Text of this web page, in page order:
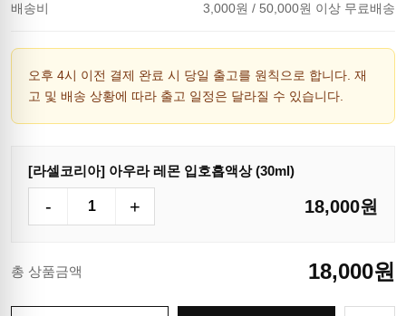
배송비 3,000원 / 50,000원 이상 무료배송
오후 4시 이전 결제 완료 시 당일 출고를 원칙으로 합니다. 재
고 및 배송 상황에 따라 출고 일정은 달라질 수 있습니다.
[라셀코리아] 아우라 레몬 입호흡액상 (30ml)
- + 18,000원
총 상품금액 18,000원